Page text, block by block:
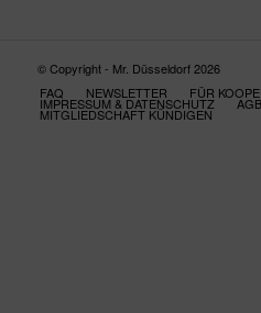
© Copyright - Mr. Düsseldorf 2026
FAQ
NEWSLETTER FÜR
IMPRESSUM & DATENSCHUTZ AGB
MITGLIEDSCHAFT KÜNDIGEN